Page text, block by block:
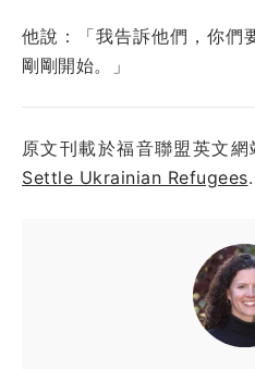
他說：「我告訴他們，你們
剛剛開始。」
原文刊載於福音聯盟英文網
Settle Ukrainian Refugees.